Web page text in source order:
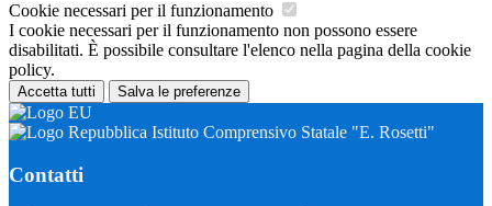
Cookie necessari per il funzionamento
I cookie necessari per il funzionamento non possono essere
disabilitati. È possibile consultare l'elenco nella pagina della cookie
policy.
Accetta tutti Salva le preferenze
Istituto Comprensivo Statale "E. Rosetti"
Contatti